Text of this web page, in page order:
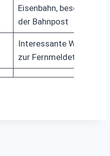
Eisenbahn, besonders
der Bahnpost
Interessante Webseite
zur Fernmeldetechnik